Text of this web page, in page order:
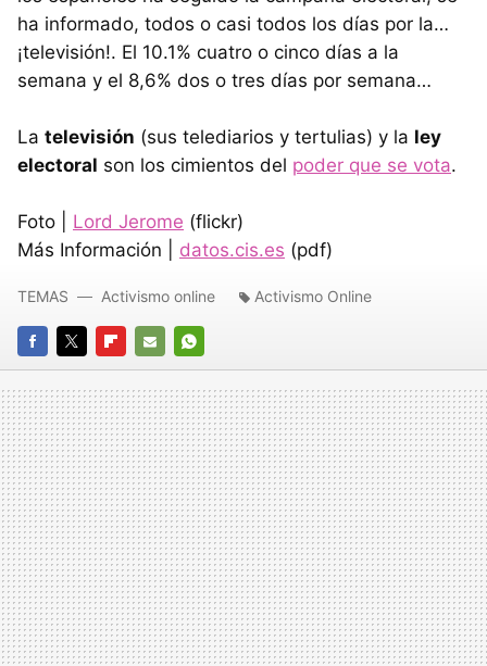
ha informado, todos o casi todos los días por la…
¡televisión!. El 10.1% cuatro o cinco días a la
semana y el 8,6% dos o tres días por semana…
La televisión (sus telediarios y tertulias) y la ley
electoral son los cimientos del poder que se vota.
Foto | Lord Jerome (flickr)
Más Información | datos.cis.es (pdf)
FACEBOOK
TWITTERFLIPBOARD
E-
MAIL
WHATSAPP
TEMAS Activismo online Activismo Online